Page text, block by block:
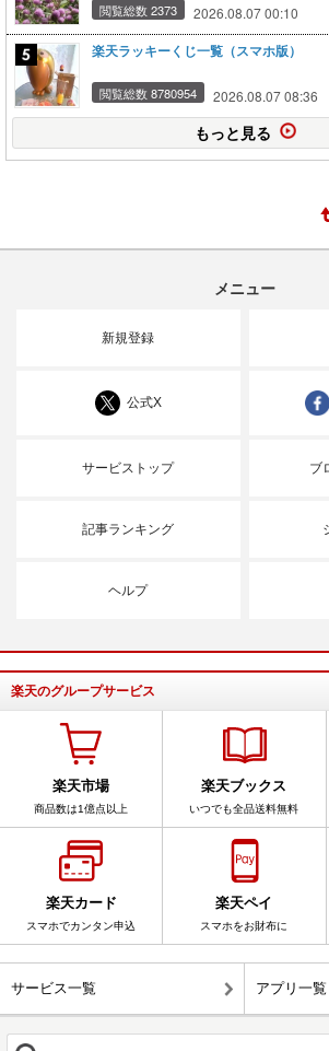
閲覧総数 2373 2026.08.07 00:10
楽天ラッキーくじ一覧（スマホ版）
閲覧総数 8780954 2026.08.07 08:36
もっと見る
メニュー
新規登録
公式X
サービストップ ブ
記事ランキング
ヘルプ
楽天のグループサービス
楽天市場
商品数は1億点以上
楽天ブックス
いつでも全品送料無料
楽天カード
スマホでカンタン申込
楽天ペイ
スマホをお財布に
サービス一覧 アプリ一覧